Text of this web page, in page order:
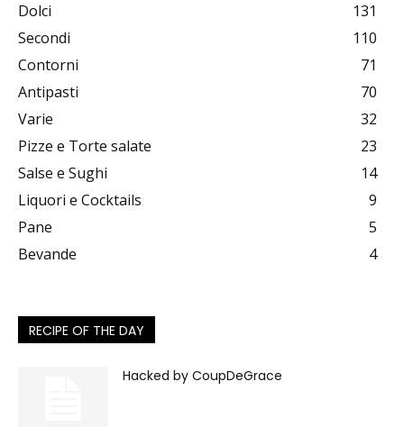
Dolci
131
Secondi
110
Contorni
71
Antipasti
70
Varie
32
Pizze e Torte salate
23
Salse e Sughi
14
Liquori e Cocktails
9
Pane
5
Bevande
4
RECIPE OF THE DAY
Hacked by CoupDeGrace